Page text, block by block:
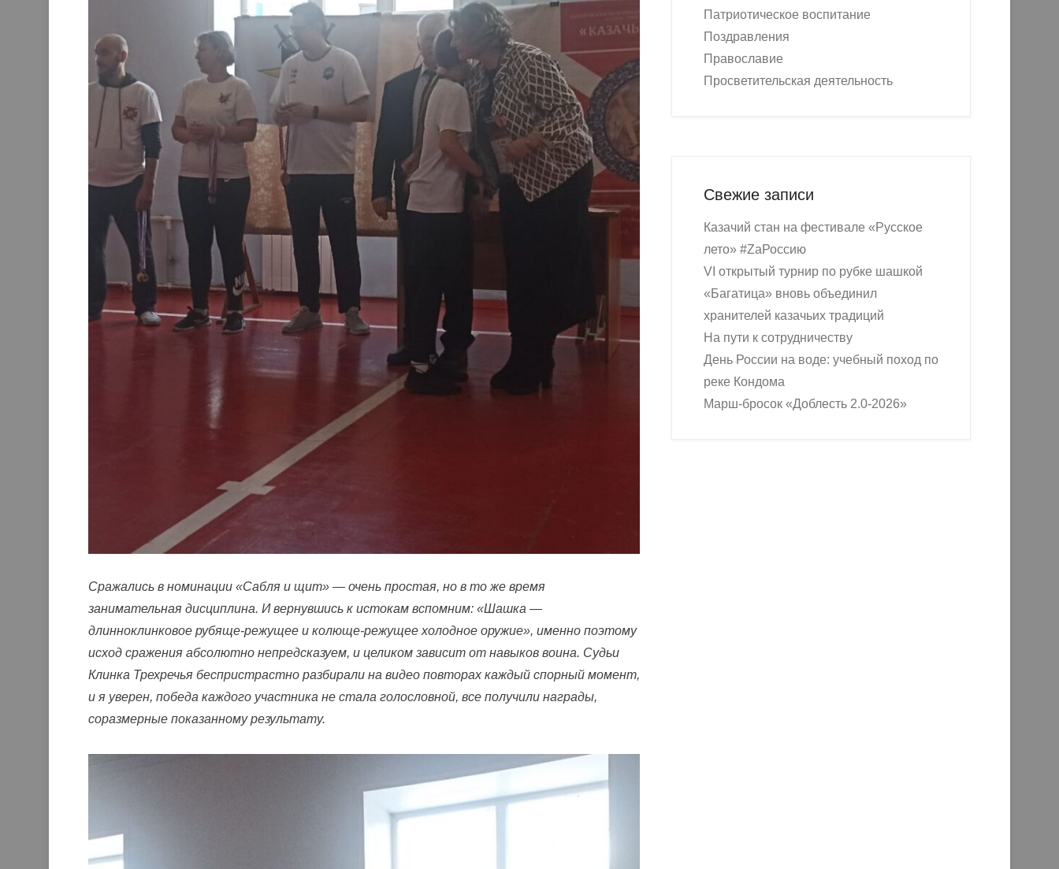
Сражались в номинации «Сабля и щит» — очень простая, но в то же время
занимательная дисциплина. И вернувшись к истокам вспомним: «Шашка —
длинноклинковое рубяще-режущее и колюще-режущее холодное оружие», именно поэтому
исход сражения абсолютно непредсказуем, и целиком зависит от навыков воина. Судьи
Клинка Трехречья беспристрастно разбирали на видео повторах каждый спорный момент,
и я уверен, победа каждого участника не стала голословной, все получили награды,
соразмерные показанному результату.
Патриотическое воспитание
Поздравления
Православие
Просветительская деятельность
Свежие записи
Казачий стан на фестивале «Русское
лето» #ZaРоссию
VI открытый турнир по рубке шашкой
«Багатица» вновь объединил
хранителей казачьих традиций
На пути к сотрудничеству
День России на воде: учебный поход по
реке Кондома
Марш-бросок «Доблесть 2.0-2026»